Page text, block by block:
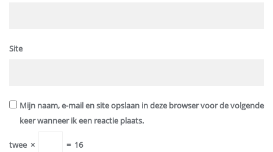
Site
Mijn naam, e-mail en site opslaan in deze browser voor de volgende
keer wanneer ik een reactie plaats.
twee × = 16